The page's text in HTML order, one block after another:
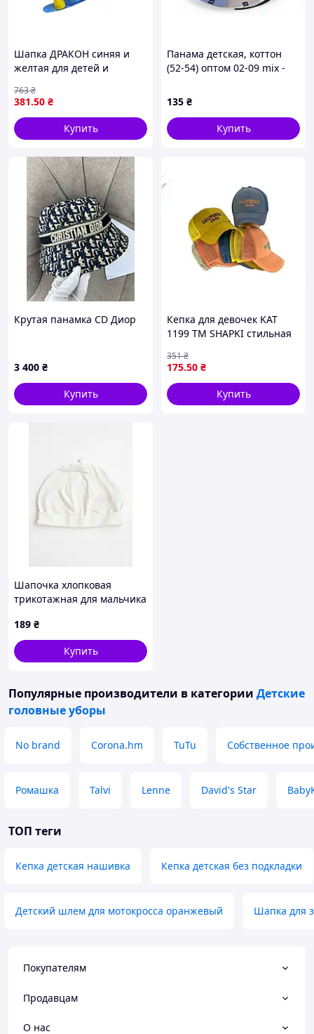
Шапка ДРАКОН синяя и
желтая для детей и
головная одежда
381.50 ₴
763₴
Купить
Панама детская, коттон
(52-54) оптом 02-09 mix -
135 ₴
Купить
Крутая панамка CD Диор
3 400 ₴
Купить
Кепка для девочек KAT
1199 ТМ SHAPKI стильная
от солнца и модного
образа
175.50 ₴
351₴
Купить
Шапочка хлопковая
трикотажная для мальчика
обхват 48-50 (86-92 см)
Белый
189 ₴
Купить
Популярные производители в категории Детские
головные уборы
No brand Corona.hm TuTu Собственное
Ромашка Talvi Lenne David's Star
ТОП теги
Кепка детская нашивка Кепка детская без подкладки
Детский шлем для мотокросса оранжевый Шапка для
Покупателям
Продавцам
О нас